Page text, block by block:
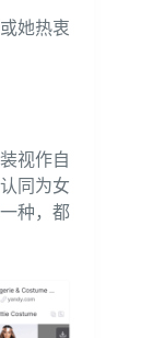
她热衷
视作自
同为女
种，都